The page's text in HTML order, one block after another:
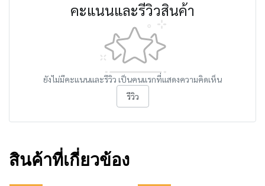
คะแนนและรีวิวสินค้า
ยังไม่มีคะแนนและรีวิว เป็นคนแรกที่แสดงความคิดเห็น
รีวิว
สินค้าที่เกี่ยวข้อง